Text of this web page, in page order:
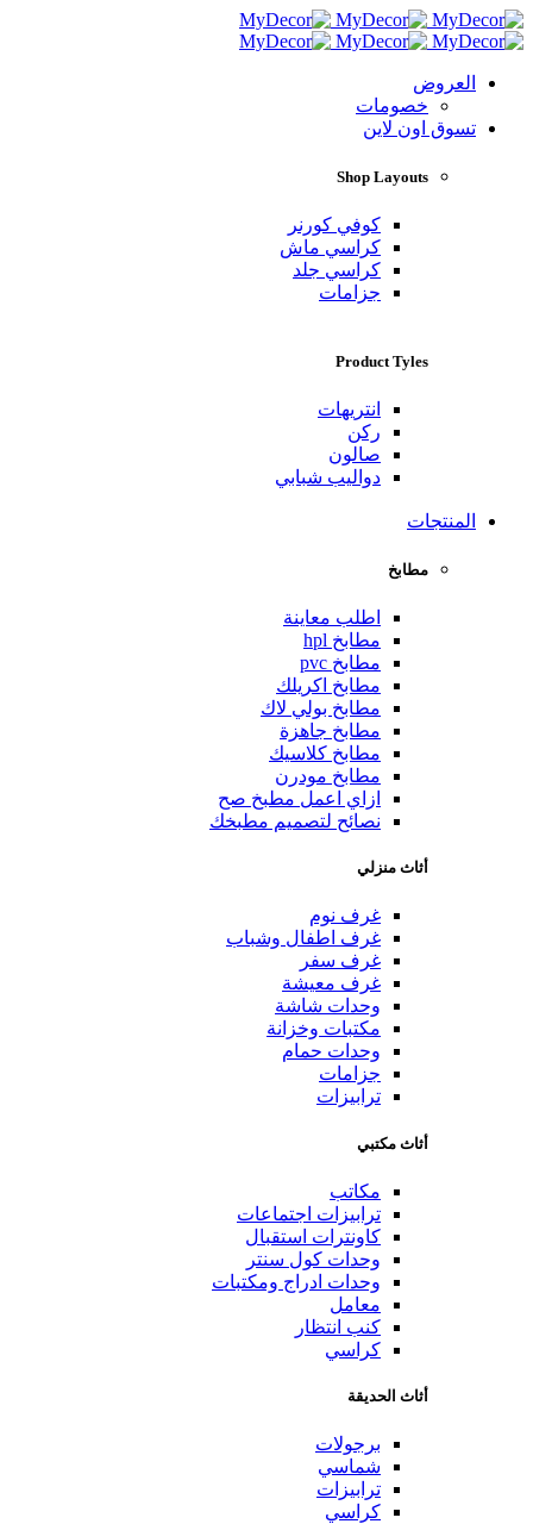
العروض
خصومات
تسوق اون لاين
Shop Layouts
كوفي كورنر
كراسي ماش
كراسي جلد
جزامات
Product Tyles
انتريهات
ركن
صالون
دواليب شبابي
المنتجات
مطابخ
اطلب معاينة
مطابخ hpl
مطابخ pvc
مطابخ اكريلك
مطابخ بولي لاك
مطابخ جاهزة
مطابخ كلاسيك
مطابخ مودرن
ازاي اعمل مطبخ صح
نصائح لتصميم مطبخك
أثاث منزلي
غرف نوم
غرف اطفال وشباب
غرف سفر
غرف معيشة
وحدات شاشة
مكتبات وخزانة
وحدات حمام
جزامات
ترابيزات
أثاث مكتبي
مكاتب
ترابيزات اجتماعات
كاونترات استقبال
وحدات كول سنتر
وحدات ادراج ومكتبات
معامل
كنب انتظار
كراسي
أثاث الحديقة
برجولات
شماسي
ترابيزات
كراسي